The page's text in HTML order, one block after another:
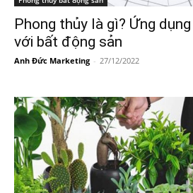
Phong thủy là gì? Ứng
với bất động sản
Anh Đức Marketing - 27/12/2022